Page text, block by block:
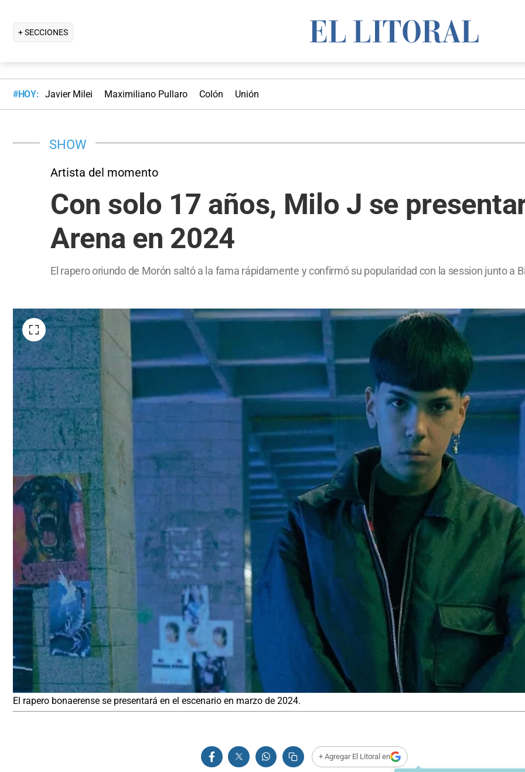
+ SECCIONES
#HOY: Javier Milei Maximiliano Pullaro Colón Unión
SHOW
Artista del momento
Con solo 17 años, Milo J se
Arena en 2024
El rapero oriundo de Morón saltó a la fama rápidamente y confirmó su popularidad con la session junto a
El rapero bonaerense se presentará en el escenario en marzo de 2024.
+ Agregar El Litoral en